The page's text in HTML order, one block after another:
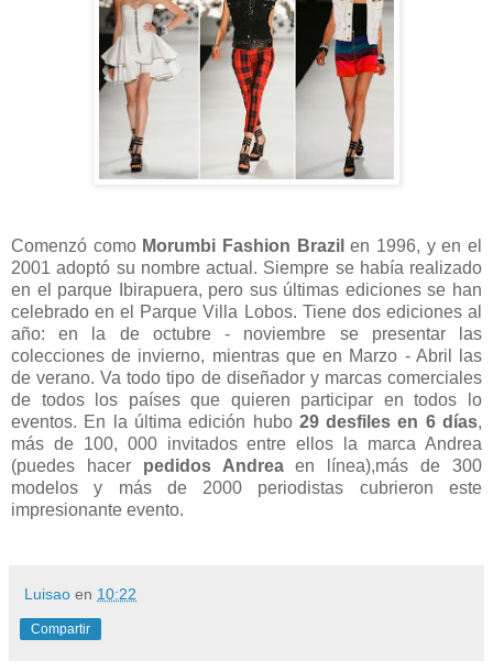
Comenzó como Morumbi Fashion Brazilen 1996, y en el
2001 adoptó su nombre actual. Siempre se había realizado
en el parque Ibirapuera, pero sus últimas ediciones se han
celebrado en el Parque Villa Lobos. Tiene dos ediciones al
año: en la de octubre - noviembre se presentar las
colecciones de invierno, mientras que en Marzo - Abril las
de verano. Va todo tipo de diseñador y marcas comerciales
de todos los países que quieren participar en todos lo
eventos. En la última edición hubo 29 desfiles en 6 días,
más de 100, 000 invitados entre ellos la marca Andrea
(puedes hacer pedidos Andreaen línea),más de 300
modelos y más de 2000 periodistas cubrieron este
impresionante evento.
Luisao en 10:22
Compartir